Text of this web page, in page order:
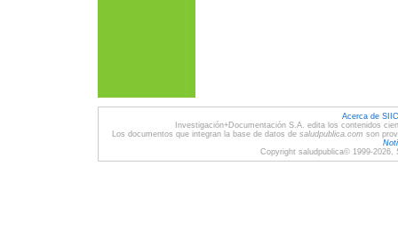
Acerca de
Investigación+Documentación S.A. edita los contenidos
Los documentos que integran la base de datos de saludpublica.com son
Copyright saludpublica© 1999-